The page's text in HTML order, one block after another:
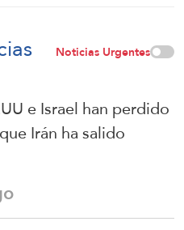
Noticias Urgentes
e Israel han perdido
Irán ha salido